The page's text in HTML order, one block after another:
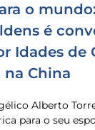
o
é
Idades de
China
Alberto
para o seu